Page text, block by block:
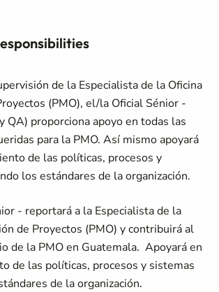
de la Especialista de la Oficina
(PMO), el/la Oficial Sénior -
QA) proporciona apoyo en todas las
para la PMO. Así mismo apoyará
de las políticas, procesos y
los estándares de la organización.
- reportará a la Especialista de la
de Proyectos (PMO) y contribuirá al
de la PMO en Guatemala. Apoyará en
de las políticas, procesos y sistemas
de la organización.